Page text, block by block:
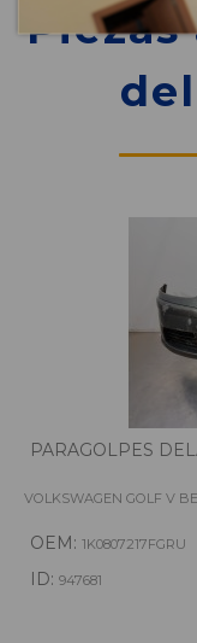
PARAGOLPES
VOLKSWAGEN GOLF V
OEM: 1K0807217FGRU
ID: 947681